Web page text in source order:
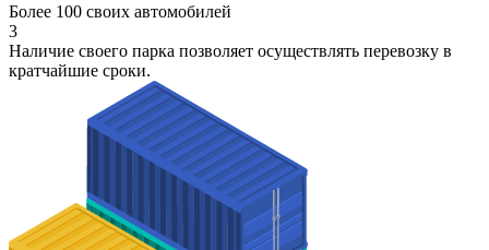
Более 100 своих автомобилей
3
Наличие своего парка позволяет осуществлять перевозку в
кратчайшие сроки.